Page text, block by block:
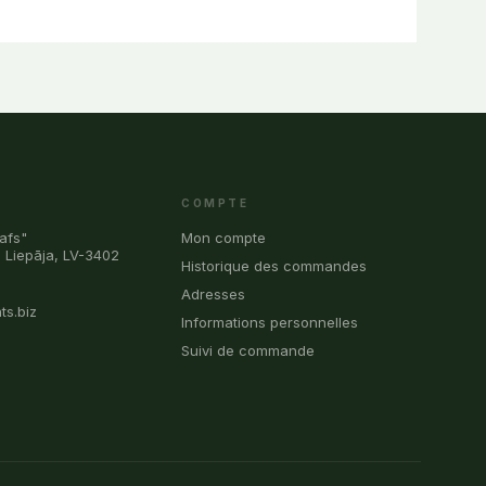
Liepāja, LV-3402
COMPTE
Mon compte
Historique des commandes
Adresses
Informations personnelles
Suivi de commande